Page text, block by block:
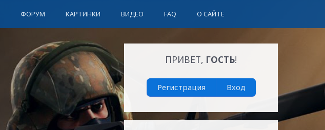
ФОРУМ КАРТИНКИ ВИДЕО FAQ О САЙТЕ
ПРИВЕТ, ГОСТЬ!
Регистрация Вход